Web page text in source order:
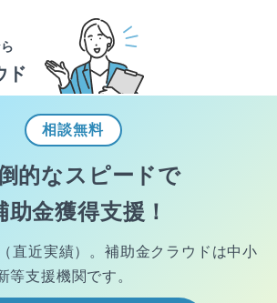
ド
相談無料
的なスピードで
助金獲得支援！
直近実績）。 補助金クラウドは中小
等支援機関です。